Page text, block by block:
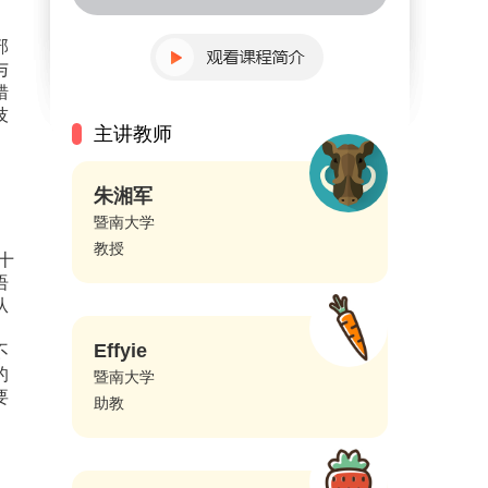
主讲教师
朱湘军
暨南大学
教授
Effyie
暨南大学
助教